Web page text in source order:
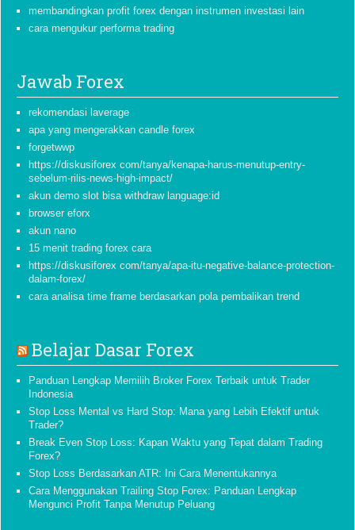
membandingkan profit forex dengan instrumen investasi lain
cara mengukur performa trading
Jawab Forex
rekomendasi laverage
apa yang mengerakkan candle forex
forgetwwp
https://diskusiforex com/tanya/kenapa-harus-menutup-entry-
sebelum-rilis-news-high-impact/
akun demo slot bisa withdraw language:id
browser eforx
akun nano
15 menit trading forex cara
https://diskusiforex com/tanya/apa-itu-negative-balance-protection-
dalam-forex/
cara analisa time frame berdasarkan pola pembalikan trend
Belajar Dasar Forex
Panduan Lengkap Memilih Broker Forex Terbaik untuk Trader
Indonesia
Stop Loss Mental vs Hard Stop: Mana yang Lebih Efektif untuk
Trader?
Break Even Stop Loss: Kapan Waktu yang Tepat dalam Trading
Forex?
Stop Loss Berdasarkan ATR: Ini Cara Menentukannya
Cara Menggunakan Trailing Stop Forex: Panduan Lengkap
Mengunci Profit Tanpa Menutup Peluang